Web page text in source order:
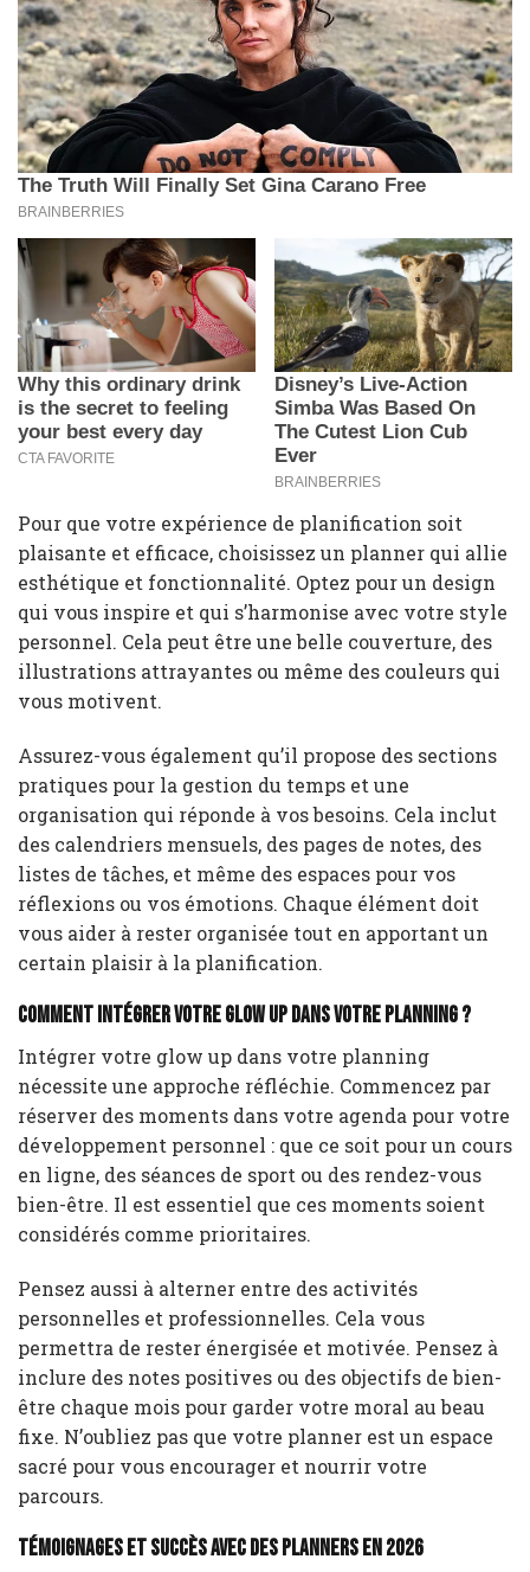
Pour que votre expérience de planification soit
plaisante et efficace, choisissez un planner qui allie
esthétique et fonctionnalité. Optez pour un design
qui vous inspire et qui s’harmonise avec votre style
personnel. Cela peut être une belle couverture, des
illustrations attrayantes ou même des couleurs qui
vous motivent.
Assurez-vous également qu’il propose des sections
pratiques pour la gestion du temps et une
organisation qui réponde à vos besoins. Cela inclut
des calendriers mensuels, des pages de notes, des
listes de tâches, et même des espaces pour vos
réflexions ou vos émotions. Chaque élément doit
vous aider à rester organisée tout en apportant un
certain plaisir à la planification.
Comment intégrer votre glow up dans votre planning ?
Intégrer votre glow up dans votre planning
nécessite une approche réfléchie. Commencez par
réserver des moments dans votre agenda pour votre
développement personnel : que ce soit pour un cours
en ligne, des séances de sport ou des rendez-vous
bien-être. Il est essentiel que ces moments soient
considérés comme prioritaires.
Pensez aussi à alterner entre des activités
personnelles et professionnelles. Cela vous
permettra de rester énergisée et motivée. Pensez à
inclure des notes positives ou des objectifs de bien-
être chaque mois pour garder votre moral au beau
fixe. N’oubliez pas que votre planner est un espace
sacré pour vous encourager et nourrir votre
parcours.
Témoignages et succès avec des planners en 2026